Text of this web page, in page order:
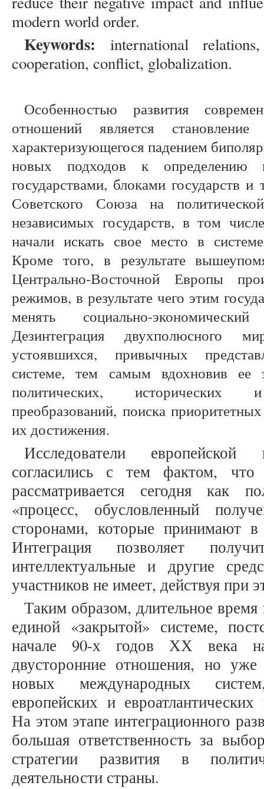
modern world order.
Keywords: international
cooperation, conflict, globalization.
Особенностью развития
отношений является
характеризующегося падением
новых подходов к определению
государствами, блоками государств
Советского Союза на
независимых государств, в том
начали искать свое место в
Кроме того, в результате
Центрально-Восточной Европы
режимов, в результате чего этим
менять социально-
Дезинтеграция двухполюсного
устоявшихся, привычных
системе, тем самым вдохновив ее
политических, исторических и
преобразований, поиска
их достижения.
Исследователи европейской
согласились с тем фактом,
рассматривается сегодня как
«процесс, обусловленный
сторонами, которые принимают
Интеграция позволяет
интеллектуальные и другие
участников не имеет, действуя при
Таким образом, длительное время
единой «закрытой» системе,
начале 90-х годов ХХ века
двусторонние отношения, но
новых международных
европейских и
На этом этапе интеграционного
большая ответственность за
стратегии развития в
деятельности страны.